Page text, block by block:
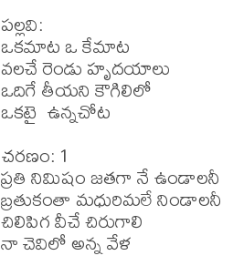
పల్లవి:
ఒకమాట ఒ కేమాట
వలచే రెండు హృదయాలు
ఒదిగే తీయని కౌగిలిలో
ఒకటై  ఉన్నచోట
చరణం: 1
ప్రతి నిమిషం జతగా నే ఉండాలనీ
బ్రతుకంతా మధురిమలే నిండాలనీ
చిలిపిగ వీచే చిరుగాలి
నా చెవిలో అన్న వేళ